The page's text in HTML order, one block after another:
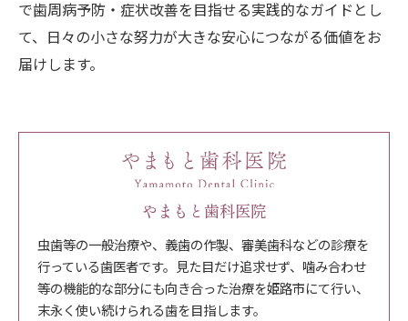
で歯周病予防・症状改善を目指せる実践的なガイドとし
て、日々の小さな努力が大きな安心につながる価値をお
届けします。
やまもと歯科医院
虫歯等の一般治療や、義歯の作製、審美歯科などの診療を
行っている歯医者です。見た目だけ追求せず、噛み合わせ
等の機能的な部分にも向き合った治療を姫路市にて行い、
末永く使い続けられる歯を目指します。